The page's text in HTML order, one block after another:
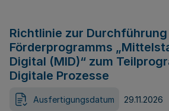
Richtlinie zur Durchführung
Förderprogramms
Digital (MID)“ zum
Digitale Prozesse
Ausfertigungsdatum 29.11.2026